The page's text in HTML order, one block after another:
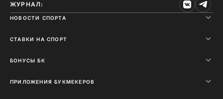
ЖУРНАЛ:
НОВОСТИ СПОРТА
СТАВКИ НА СПОРТ
БОНУСЫ БК
ПРИЛОЖЕНИЯ БУКМЕКЕРОВ